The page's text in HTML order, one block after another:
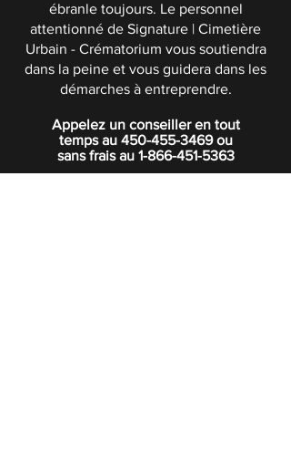
ébranle toujours. Le personnel
attentionné de Signature | Cimetière
Urbain - Crématorium vous soutiendra
dans la peine et vous guidera dans les
démarches à entreprendre.
Appelez un conseiller en tout
temps au 450-455-3469ou
sans frais au 1-866-451-5363